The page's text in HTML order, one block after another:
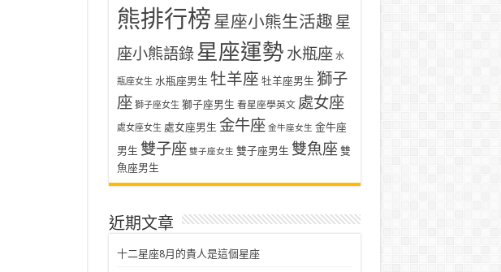
熊排行榜 星座小熊生活趣 星
座小熊語錄星座運勢 水瓶座 水
瓶座女生 水瓶座男生 牡羊座 牡羊座男生 獅子
座 獅子座女生 獅子座男生 看星座學英文 處女座
處女座女生 處女座男生 金牛座 金牛座女生 金牛座
男生 雙子座 雙子座女生 雙子座男生 雙魚座 雙
魚座男生
近期文章
十二星座8月的貴人是這個星座